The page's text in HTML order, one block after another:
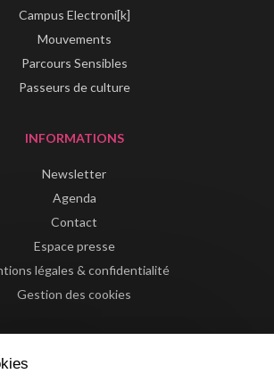
Campus Electroni[k]
Mouvements
Parcours Sensibles
Passeurs de culture
INFORMATIONS
Newsletter
Agenda
Contact
Espace presse
légales & confidentialité
Gestion des cookies